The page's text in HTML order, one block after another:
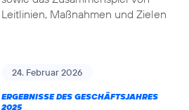
Leitlinien, Maßnahmen und Zielen
24. Februar 2026
ERGEBNISSE DES GESCHÄFTSJAHRES
2025